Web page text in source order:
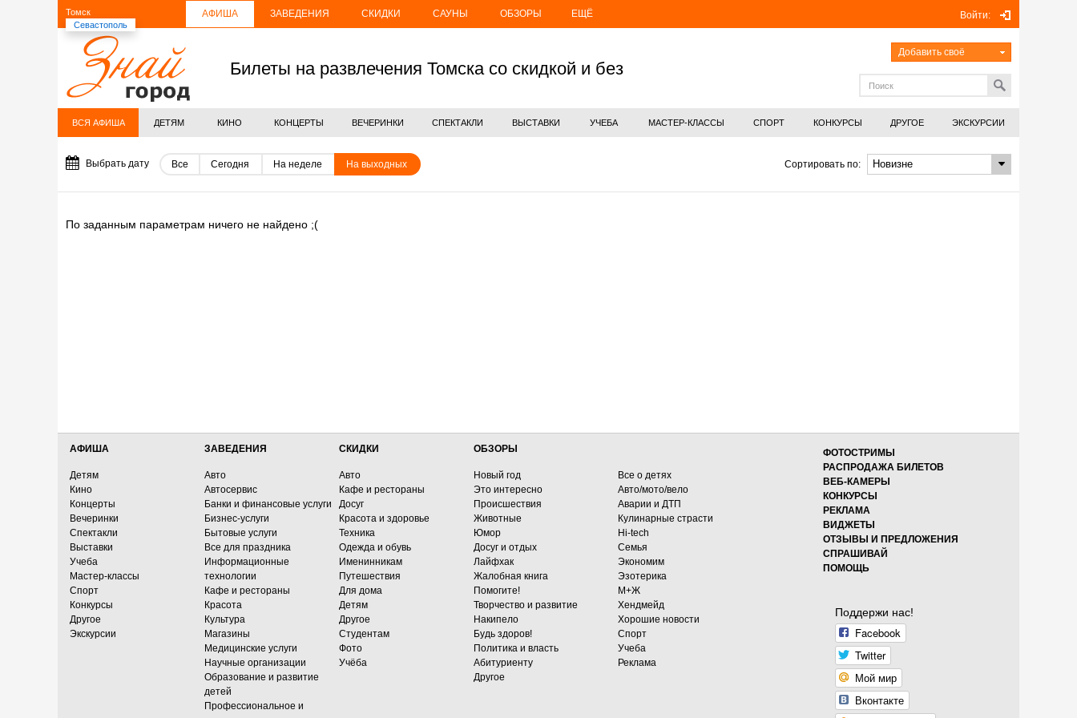
Томск
Севастополь
АФИША ЗАВЕДЕНИЯ СКИДКИ САУНЫ ОБЗОРЫ ЕЩЁ
Билеты на развлечения Томска со скидкой и без
Войти:
Добавить своё
ВСЯ АФИША ДЕТЯМ КИНО КОНЦЕРТЫ ВЕЧЕРИНКИ СПЕКТАКЛИ ВЫСТАВКИ УЧЕБА МАСТЕР-КЛАССЫ СПОРТ КОНКУРСЫ ДРУГОЕ ЭКСКУРСИИ
Все Сегодня На неделе На выходных
Выбрать дату Сортировать по:
По заданным параметрам ничего не найдено ;(
Поддержи нас!
Facebook
Twitter
Мой мир
Вконтакте
АФИША
Детям
Кино
Концерты
Вечеринки
Спектакли
Выставки
Учеба
Мастер-классы
Спорт
Конкурсы
Другое
Экскурсии
ЗАВЕДЕНИЯ
Авто
Автосервис
Банки и финансовые услуги
Бизнес-услуги
Бытовые услуги
Все для праздника
Информационные
технологии
Кафе и рестораны
Красота
Культура
Магазины
Медицинские услуги
Научные организации
Образование и развитие
детей
Профессиональное и
СКИДКИ
Авто
Кафе и рестораны
Досуг
Красота и здоровье
Техника
Одежда и обувь
Именинникам
Путешествия
Для дома
Детям
Другое
Студентам
Фото
Учёба
ОБЗОРЫ
Новый год
Все о детях
Это интересно
Авто/мото/вело
Происшествия
Аварии и ДТП
Животные
Кулинарные страсти
Юмор
Hi-tech
Досуг и отдых
Семья
Лайфхак
Экономим
Жалобная книга
Эзотерика
Помогите!
М+Ж
Творчество и развитие
Хендмейд
Накипело
Хорошие новости
Будь здоров!
Спорт
Политика и власть
Учеба
Абитуриенту
Реклама
Другое
ФОТОСТРИМЫ
РАСПРОДАЖА БИЛЕТОВ
ВЕБ-КАМЕРЫ
КОНКУРСЫ
РЕКЛАМА
ВИДЖЕТЫ
ОТЗЫВЫ И ПРЕДЛОЖЕНИЯ
СПРАШИВАЙ
ПОМОЩЬ